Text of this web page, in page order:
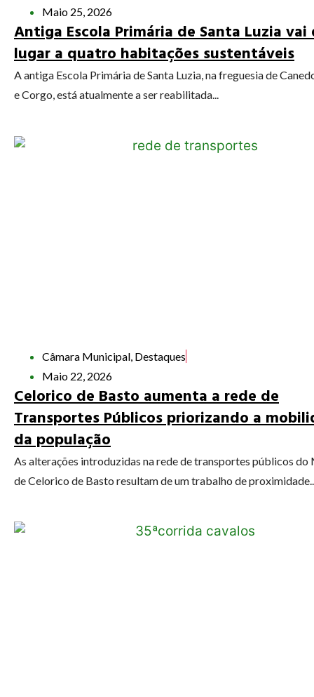
Maio 25, 2026
Antiga Escola Primária de Santa Luzia vai
lugar a quatro habitações sustentáveis
A antiga Escola Primária de Santa Luzia, na freguesia de
e Corgo, está atualmente a ser reabilitada...
Câmara Municipal Destaques
Maio 22, 2026
Celorico de Basto aumenta a rede de
Transportes Públicos priorizando a
da população
As alterações introduzidas na rede de transportes públicos
de Celorico de Basto resultam de um trabalho de